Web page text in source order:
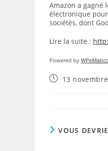
Amazon a gagné
électronique
sociétés, dont
Lire la suite :
Powered by WPeMatico
Publication
13
VOUS